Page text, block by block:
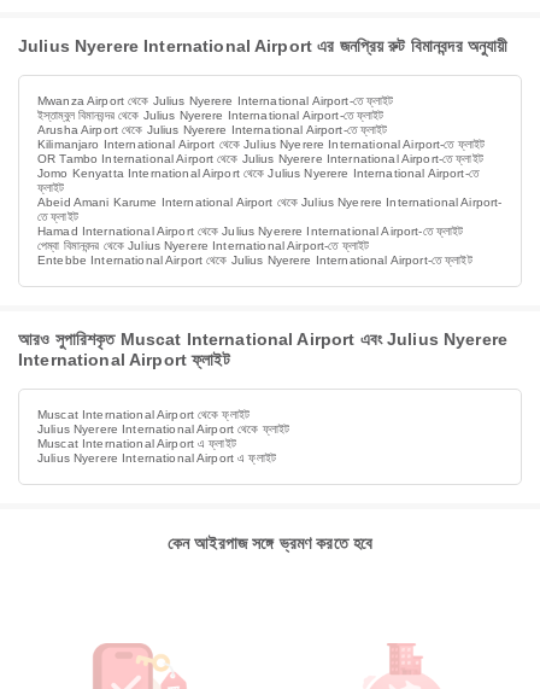
Julius Nyerere International Airport এর জনপ্রিয় রুট বিমানবন্দর অনুযায়ী
Mwanza Airport থেকে Julius Nyerere International Airport-তে ফ্লাইট
ইস্তাম্বুল বিমানবন্দর থেকে Julius Nyerere International Airport-তে ফ্লাইট
Arusha Airport থেকে Julius Nyerere International Airport-তে ফ্লাইট
Kilimanjaro International Airport থেকে Julius Nyerere International Airport-তে ফ্লাইট
OR Tambo International Airport থেকে Julius Nyerere International Airport-তে ফ্লাইট
Jomo Kenyatta International Airport থেকে Julius Nyerere International Airport-তে
ফ্লাইট
Abeid Amani Karume International Airport থেকে Julius Nyerere International Airport-
তে ফ্লাইট
Hamad International Airport থেকে Julius Nyerere International Airport-তে ফ্লাইট
পেম্বা বিমানবন্দর থেকে Julius Nyerere International Airport-তে ফ্লাইট
Entebbe International Airport থেকে Julius Nyerere International Airport-তে ফ্লাইট
আরও সুপারিশকৃত Muscat International Airport এবং Julius Nyerere
International Airport ফ্লাইট
Muscat International Airport থেকে ফ্লাইট
Julius Nyerere International Airport থেকে ফ্লাইট
Muscat International Airport এ ফ্লাইট
Julius Nyerere International Airport এ ফ্লাইট
কেন আইরপাজ সঙ্গে ভ্রমণ করতে হবে